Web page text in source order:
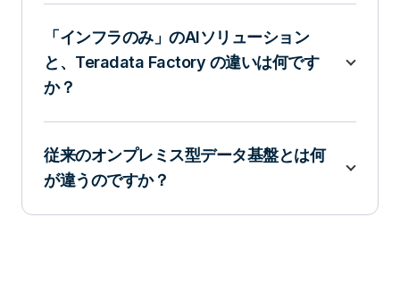
「インフラのみ」のAIソリューション
と、Teradata Factory の違いは何です
か？
従来のオンプレミス型データ基盤とは何
が違うのですか？